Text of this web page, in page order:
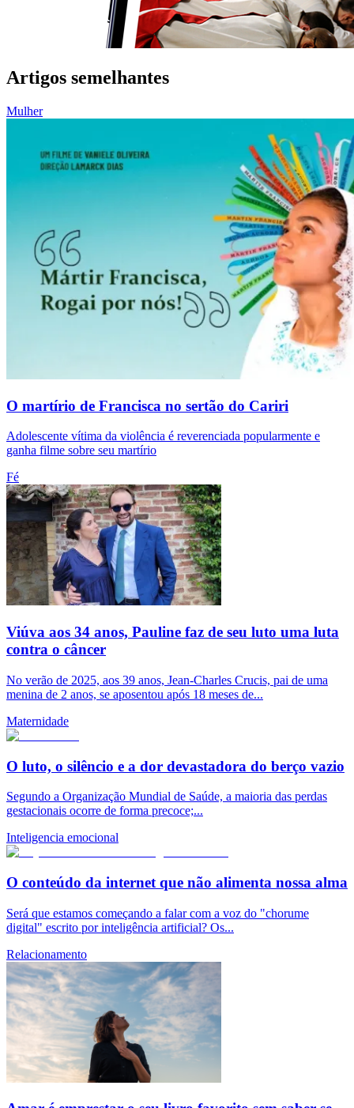
Artigos semelhantes
Mulher
O martírio de Francisca no sertão do Cariri
Adolescente vítima da violência é reverenciada popularmente e
ganha filme sobre seu martírio
Fé
Viúva aos 34 anos, Pauline faz de seu luto uma luta
contra o câncer
No verão de 2025, aos 39 anos, Jean-Charles Crucis, pai de uma
menina de 2 anos, se aposentou após 18 meses de...
Maternidade
O luto, o silêncio e a dor devastadora do berço vazio
Segundo a Organização Mundial de Saúde, a maioria das perdas
gestacionais ocorre de forma precoce;...
Inteligencia emocional
O conteúdo da internet que não alimenta nossa alma
Será que estamos começando a falar com a voz do "chorume
digital" escrito por inteligência artificial? Os...
Relacionamento